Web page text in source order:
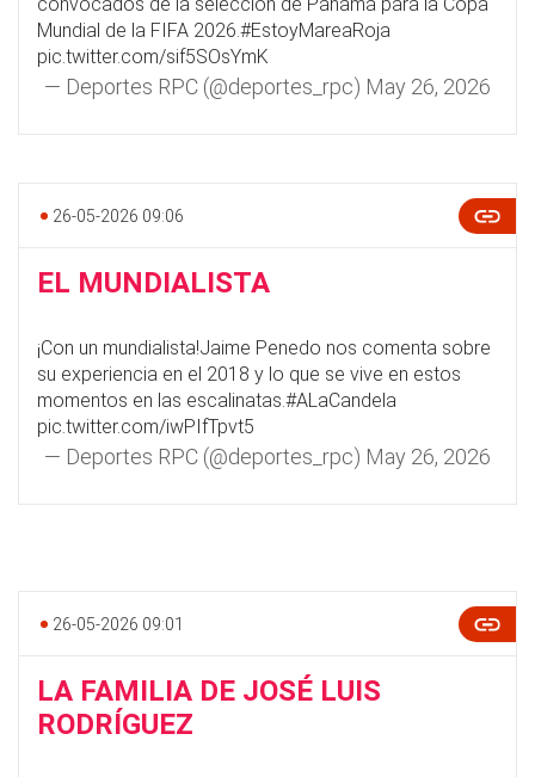
Mundial de la FIFA 2026.#EstoyMareaRoja
pic.twitter.com/sif5SOsYmK
— Deportes RPC (@deportes_rpc) May 26, 2026
26-05-2026 09:06
EL MUNDIALISTA
¡Con un mundialista!Jaime Penedo nos comenta sobre
su experiencia en el 2018 y lo que se vive en estos
momentos en las escalinatas.#ALaCandela
pic.twitter.com/iwPIfTpvt5
— Deportes RPC (@deportes_rpc) May 26, 2026
26-05-2026 09:01
LA FAMILIA DE JOSÉ LUIS
RODRÍGUEZ